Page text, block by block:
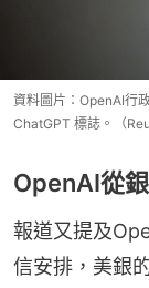
資料圖片：OpenAI行
ChatGPT 標誌。（
OpenAI從
報道又提及
信安排，美銀